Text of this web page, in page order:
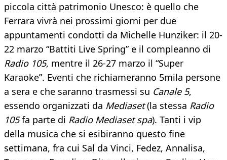
piccola città patrimonio Unesco: è quello che
Ferrara vivrà nei prossimi giorni per due
appuntamenti condotti da Michelle Hunziker: il 20-
22 marzo “Battiti Live Spring” e il compleanno di
Radio 105, mentre il 26-27 marzo il “Super
Karaoke”. Eventi che richiameranno 5mila persone
a sera e che saranno trasmessi su Canale 5,
essendo organizzati da Mediaset(la stessa Radio
105fa parte di Radio Mediaset spa). Tanti i vip
della musica che si esibiranno questo fine
settimana, fra cui Sal da Vinci, Fedez, Annalisa,